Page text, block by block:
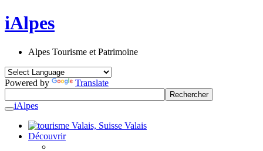
iAlpes
Alpes Tourisme et Patrimoine
Powered by Translate
iAlpes
Valais
Découvrir